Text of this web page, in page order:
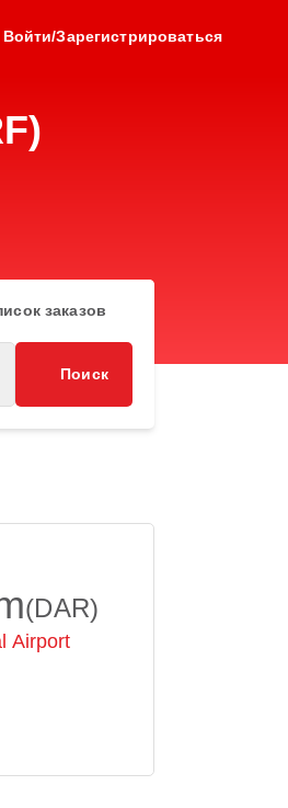
Войти/Зарегистрироваться
заказов
Поиск
(DAR)
Airport